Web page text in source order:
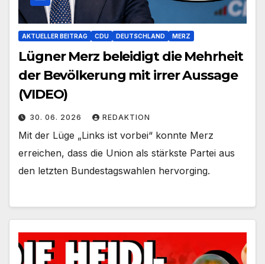
AKTUELLER BEITRAG CDU DEUTSCHLAND MERZ
Lügner Merz beleidigt die Mehrheit
der Bevölkerung mit irrer Aussage
(VIDEO)
30. 06. 2026 REDAKTION
Mit der Lüge „Links ist vorbei“ konnte Merz
erreichen, dass die Union als stärkste Partei aus
den letzten Bundestagswahlen hervorging.